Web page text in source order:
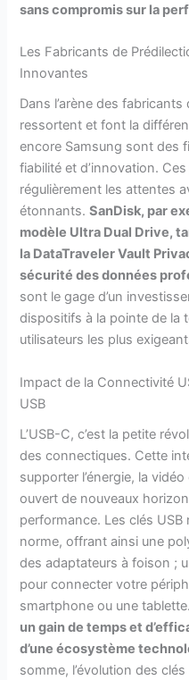
sans compromis sur la
Les Fabricants de
Innovantes
Dans l’arène des
ressortent et font la
encore Samsung sont des
fiabilité et d’innovation.
régulièrement les attentes
étonnants.SanDisk, par
modèle Ultra Dual Drive,
la DataTraveler Vault
sécurité des données
sont le gage d’un
dispositifs à la pointe de la
utilisateurs les plus
Impact de la Connectivité
USB
L’USB-C, c’est la petite
des connectiques. Cette
supporter l’énergie, la
ouvert de nouveaux
performance. Les clés
norme, offrant ainsi une
des adaptateurs à foison ;
pour connecter votre
smartphone ou une tablette.
un gain de temps et
d’une écosystème
somme, l’évolution des